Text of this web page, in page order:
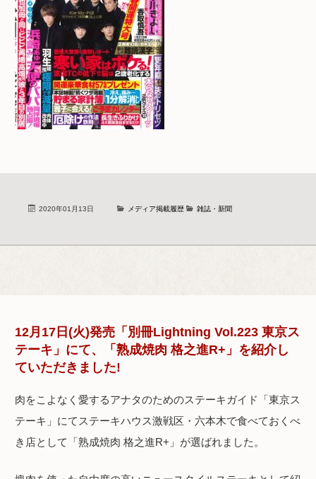
2020年01月13日 メディア掲載履歴 雑誌・新聞
12月17日(火)発売「別冊Lightning Vol.223 東京ス
テーキ」にて、「熟成焼肉 格之進R+」を紹介し
ていただきました!
肉をこよなく愛するアナタのためのステーキガイド「東京ス
テーキ」にてステーキハウス激戦区・六本木で食べておくべ
き店として「熟成焼肉 格之進R+」が選ばれました。